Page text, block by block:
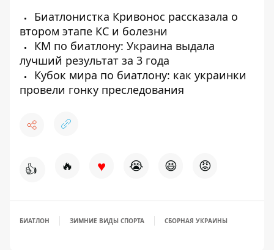
Биатлонистка Кривонос рассказала о
втором этапе КС и болезни
КМ по биатлону: Украина выдала
лучший результат за 3 года
Кубок мира по биатлону: как украинки
провели гонку преследования
👍 🔥 ♥ 😭 😆 😡
БИАТЛОН ЗИМНИЕ ВИДЫ СПОРТА СБОРНАЯ УКРАИНЫ